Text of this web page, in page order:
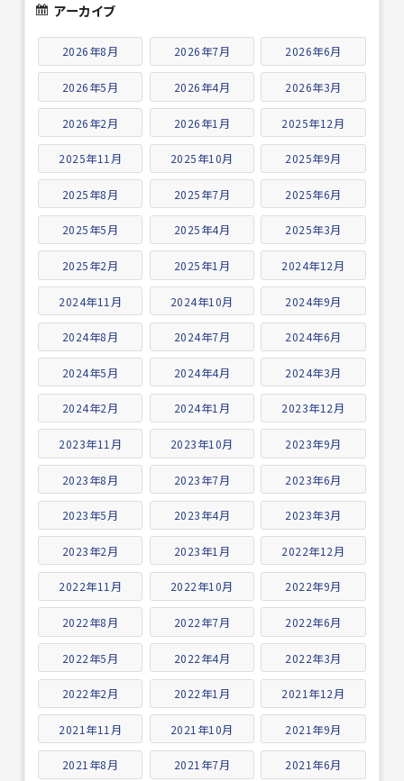
アーカイブ
2026年8月 2026年7月 2026年6月
2026年5月 2026年4月 2026年3月
2026年2月 2026年1月 2025年12月
2025年11月 2025年10月 2025年9月
2025年8月 2025年7月 2025年6月
2025年5月 2025年4月 2025年3月
2025年2月 2025年1月 2024年12月
2024年11月 2024年10月 2024年9月
2024年8月 2024年7月 2024年6月
2024年5月 2024年4月 2024年3月
2024年2月 2024年1月 2023年12月
2023年11月 2023年10月 2023年9月
2023年8月 2023年7月 2023年6月
2023年5月 2023年4月 2023年3月
2023年2月 2023年1月 2022年12月
2022年11月 2022年10月 2022年9月
2022年8月 2022年7月 2022年6月
2022年5月 2022年4月 2022年3月
2022年2月 2022年1月 2021年12月
2021年11月 2021年10月 2021年9月
2021年8月 2021年7月 2021年6月